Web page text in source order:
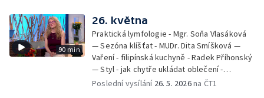
90 min
26. května
Praktická lymfologie - Mgr. Soňa Vlasáková
— Sezóna klíšťat - MUDr. Dita Smíšková —
Vaření - filipínská kuchyně - Radek Příhonský
— Styl - jak chytře ukládat oblečení -
Veronika Slaninová — Běháme s dětmi - jak
Poslední vysílání 26. 5. 2026na ČT1